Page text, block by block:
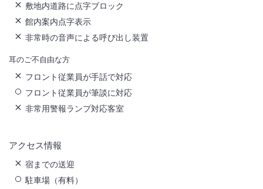
敷地内道路に点字ブロック
館内案内点字表示
非常時の音声による呼び出し装置
耳のご不自由な方
フロント従業員が手話で対応
フロント従業員が筆談に対応
非常用警報ランプ対応客室
アクセス情報
宿までの送迎
駐車場（有料）